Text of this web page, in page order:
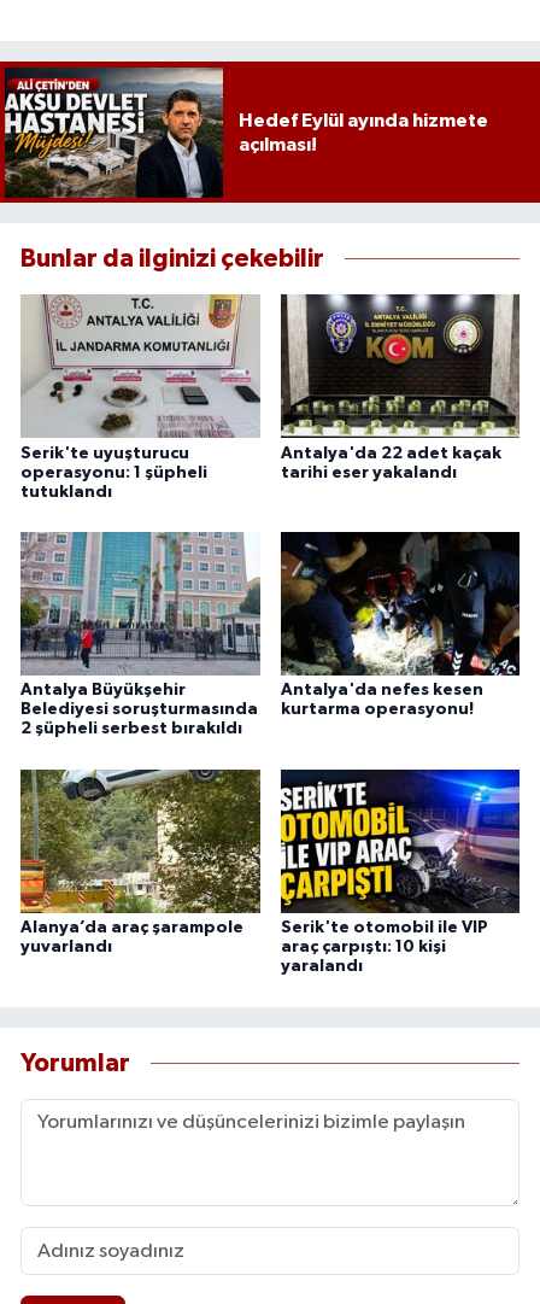
Hedef Eylül ayında hizmete
açılması!
Bunlar da ilginizi çekebilir
Serik'te uyuşturucu
operasyonu: 1 şüpheli
tutuklandı
Antalya'da 22 adet kaçak
tarihi eser yakalandı
Antalya Büyükşehir
Belediyesi soruşturmasında
2 şüpheli serbest bırakıldı
Antalya'da nefes kesen
kurtarma operasyonu!
Alanya’da araç şarampole
yuvarlandı
Serik'te otomobil ile VIP
araç çarpıştı: 10 kişi
yaralandı
Yorumlar